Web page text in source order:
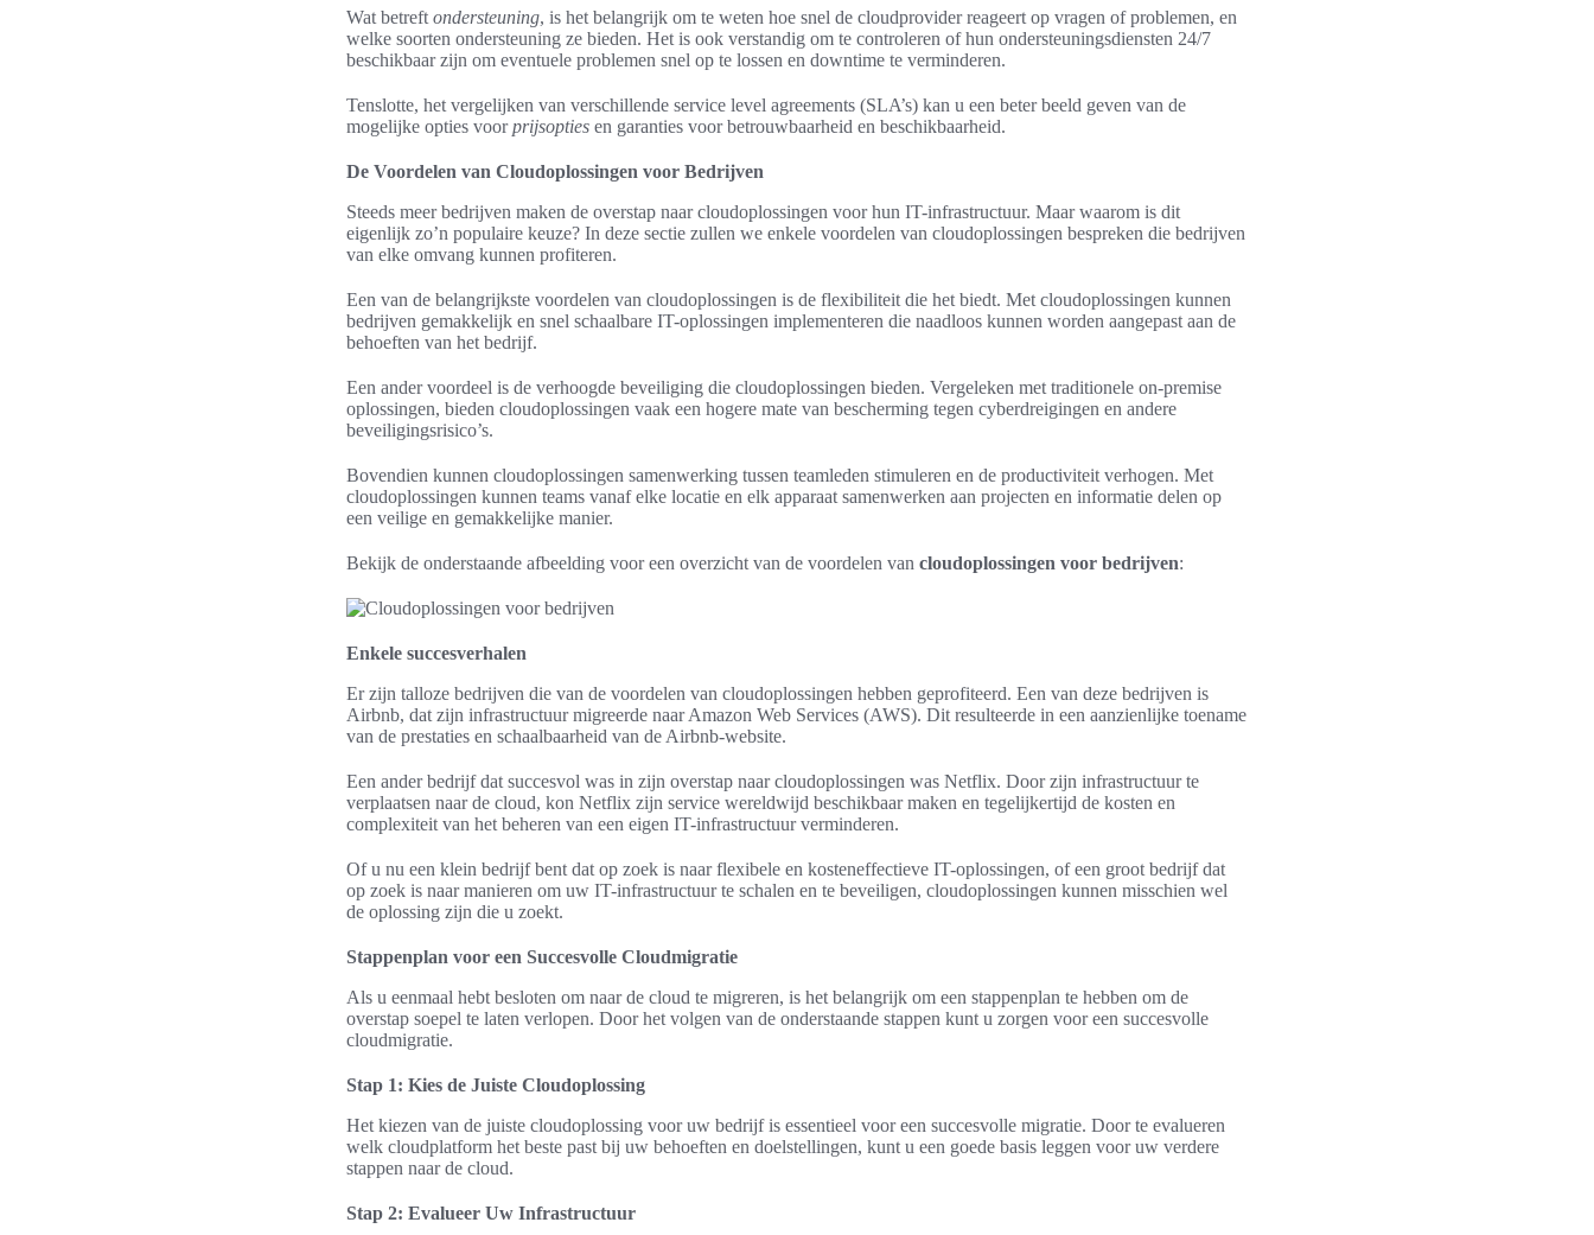
Wat betreft ondersteuning, is het belangrijk om te weten hoe snel de cloudprovider reageert op vragen of problemen, en
welke soorten ondersteuning ze bieden. Het is ook verstandig om te controleren of hun ondersteuningsdiensten 24/7
beschikbaar zijn om eventuele problemen snel op te lossen en downtime te verminderen.
Tenslotte, het vergelijken van verschillende service level agreements (SLA’s) kan u een beter beeld geven van de
mogelijke opties voorprijsopties en garanties voor betrouwbaarheid en beschikbaarheid.
De Voordelen van Cloudoplossingen voor Bedrijven
Steeds meer bedrijven maken de overstap naar cloudoplossingen voor hun IT-infrastructuur. Maar waarom is dit
eigenlijk zo’n populaire keuze? In deze sectie zullen we enkele voordelen van cloudoplossingen bespreken die bedrijven
van elke omvang kunnen profiteren.
Een van de belangrijkste voordelen van cloudoplossingen is de flexibiliteit die het biedt. Met cloudoplossingen kunnen
bedrijven gemakkelijk en snel schaalbare IT-oplossingen implementeren die naadloos kunnen worden aangepast aan de
behoeften van het bedrijf.
Een ander voordeel is de verhoogde beveiliging die cloudoplossingen bieden. Vergeleken met traditionele on-premise
oplossingen, bieden cloudoplossingen vaak een hogere mate van bescherming tegen cyberdreigingen en andere
beveiligingsrisico’s.
Bovendien kunnen cloudoplossingen samenwerking tussen teamleden stimuleren en de productiviteit verhogen. Met
cloudoplossingen kunnen teams vanaf elke locatie en elk apparaat samenwerken aan projecten en informatie delen op
een veilige en gemakkelijke manier.
Bekijk de onderstaande afbeelding voor een overzicht van de voordelen van cloudoplossingen voor bedrijven:
Enkele succesverhalen
Er zijn talloze bedrijven die van de voordelen van cloudoplossingen hebben geprofiteerd. Een van deze bedrijven is
Airbnb, dat zijn infrastructuur migreerde naar Amazon Web Services (AWS). Dit resulteerde in een aanzienlijke toename
van de prestaties en schaalbaarheid van de Airbnb-website.
Een ander bedrijf dat succesvol was in zijn overstap naar cloudoplossingen was Netflix. Door zijn infrastructuur te
verplaatsen naar de cloud, kon Netflix zijn service wereldwijd beschikbaar maken en tegelijkertijd de kosten en
complexiteit van het beheren van een eigen IT-infrastructuur verminderen.
Of u nu een klein bedrijf bent dat op zoek is naar flexibele en kosteneffectieve IT-oplossingen, of een groot bedrijf dat
op zoek is naar manieren om uw IT-infrastructuur te schalen en te beveiligen, cloudoplossingen kunnen misschien wel
de oplossing zijn die u zoekt.
Stappenplan voor een Succesvolle Cloudmigratie
Als u eenmaal hebt besloten om naar de cloud te migreren, is het belangrijk om een stappenplan te hebben om de
overstap soepel te laten verlopen. Door het volgen van de onderstaande stappen kunt u zorgen voor een succesvolle
cloudmigratie.
Stap 1: Kies de Juiste Cloudoplossing
Het kiezen van de juiste cloudoplossing voor uw bedrijf is essentieel voor een succesvolle migratie. Door te evalueren
welk cloudplatform het beste past bij uw behoeften en doelstellingen, kunt u een goede basis leggen voor uw verdere
stappen naar de cloud.
Stap 2: Evalueer Uw Infrastructuur